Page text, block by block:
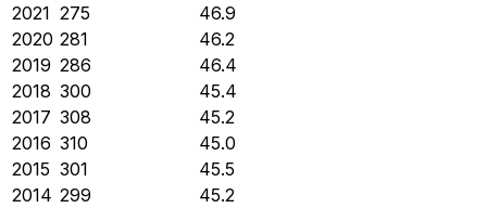
2021 275
46.9
2020 281
46.2
2019 286
46.4
2018 300
45.4
2017 308
45.2
2016 310
45.0
2015 301
45.5
2014 299 45.2